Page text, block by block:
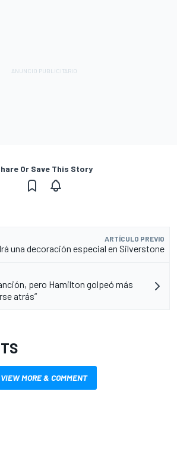
Or Save This Story
ARTÍCULO PREVIO
una decoración especial en Silverstone
pero Hamilton golpeó más
atrás”
VIEW MORE & COMMENT